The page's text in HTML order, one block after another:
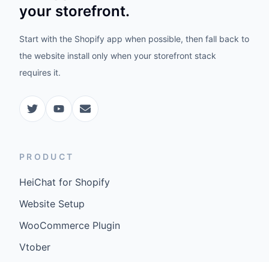
your storefront.
Start with the Shopify app when possible, then fall back to
the website install only when your storefront stack
requires it.
PRODUCT
HeiChat for Shopify
Website Setup
WooCommerce Plugin
Vtober